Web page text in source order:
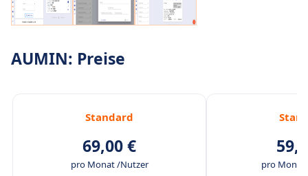
AUMIN: Preise
Standard
69,00 €
pro Monat /Nutzer pro Monat